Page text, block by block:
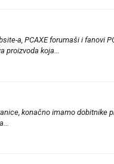
a, PCAXE forumaši i fanovi
proizvoda koja...
konačno imamo